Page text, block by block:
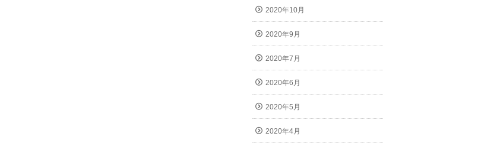
2020年10月
2020年9月
2020年7月
2020年6月
2020年5月
2020年4月